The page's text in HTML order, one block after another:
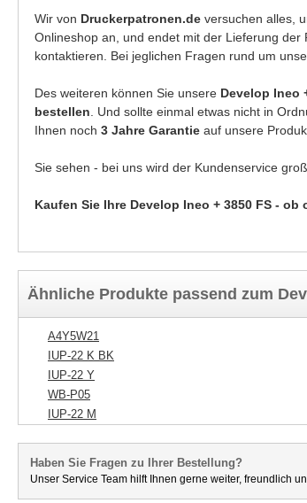
Wir von Druckerpatronen.de versuchen alles,
Onlineshop an, und endet mit der Lieferung
kontaktieren. Bei jeglichen Fragen rund um
Des weiteren können Sie unsere Develop Ineo
bestellen . Und sollte einmal etwas nicht in
Ihnen noch 3 Jahre Garantie auf unsere
Sie sehen - bei uns wird der Kundenservice
Kaufen Sie Ihre Develop Ineo + 3850 FS -
Ähnliche Produkte passend zum
A4Y5W21
IUP-22 K BK
IUP-22 Y
WB-P05
IUP-22 M
Haben Sie Fragen zu Ihrer Bestellung?
Unser Service Team hilft Ihnen gerne weiter, freundlich